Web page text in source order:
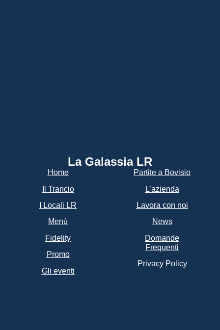
La Galassia LR​
Home
Il Trancio
I Locali LR
Menù
Fidelity
Promo
Gli eventi
Partite a Bovisio
L’azienda
Lavora con noi
News
Domande
Frequenti
Privacy Policy